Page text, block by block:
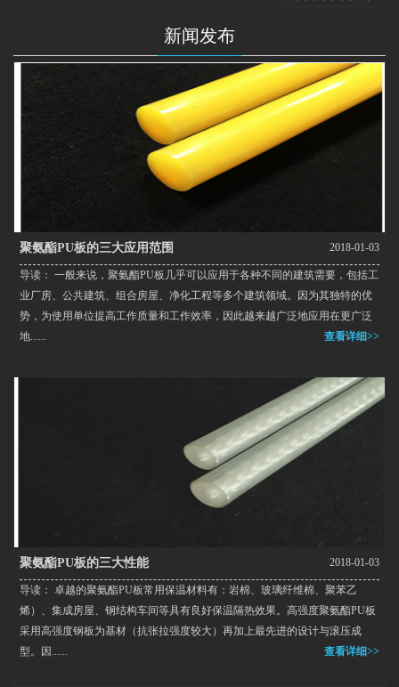
新闻发布
聚氨酯PU板的三大应用范围 2018-01-03
导读： 一般来说，聚氨酯PU板几乎可以应用于各种不同的建筑需要，包括工
业厂房、公共建筑、组合房屋、净化工程等多个建筑领域。因为其独特的优
势，为使用单位提高工作质量和工作效率，因此越来越广泛地应用在更广泛
地......
查看详细>>
聚氨酯PU板的三大性能 2018-01-03
导读： 卓越的聚氨酯PU板常用保温材料有：岩棉、玻璃纤维棉、聚苯乙
烯）、集成房屋、钢结构车间等具有良好保温隔热效果。高强度聚氨酯PU板
采用高强度钢板为基材（抗张拉强度较大）再加上最先进的设计与滚压成
型。因......
查看详细>>